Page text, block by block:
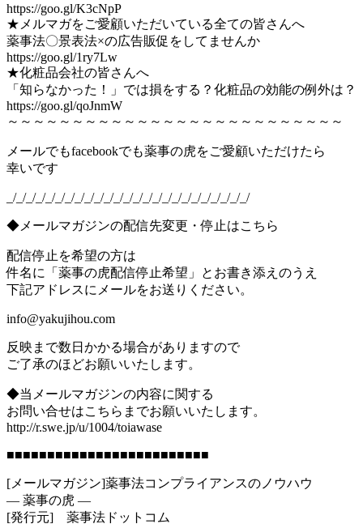
https://goo.gl/K3cNpP
★メルマガをご愛顧いただいている全ての皆さんへ
薬事法〇景表法×の広告販促をしてませんか
https://goo.gl/1ry7Lw
★化粧品会社の皆さんへ
「知らなかった！」では損をする？化粧品の効能の例外は？
https://goo.gl/qoJnmW
～～～～～～～～～～～～～～～～～～～～～～～～～～
メールでもfacebookでも薬事の虎をご愛顧いただけたら
幸いです
_/_/_/_/_/_/_/_/_/_/_/_/_/_/_/_/_/_/_/_/_/_/_/_/_/
◆メールマガジンの配信先変更・停止はこちら
配信停止を希望の方は
件名に「薬事の虎配信停止希望」とお書き添えのうえ
下記アドレスにメールをお送りください。
info@yakujihou.com
反映まで数日かかる場合がありますので
ご了承のほどお願いいたします。
◆当メールマガジンの内容に関する
お問い合せはこちらまでお願いいたします。
http://r.swe.jp/u/1004/toiawase
■■■■■■■■■■■■■■■■■■■■■■■■■
[メールマガジン]薬事法コンプライアンスのノウハウ
― 薬事の虎 ―
[発行元] 薬事法ドットコム